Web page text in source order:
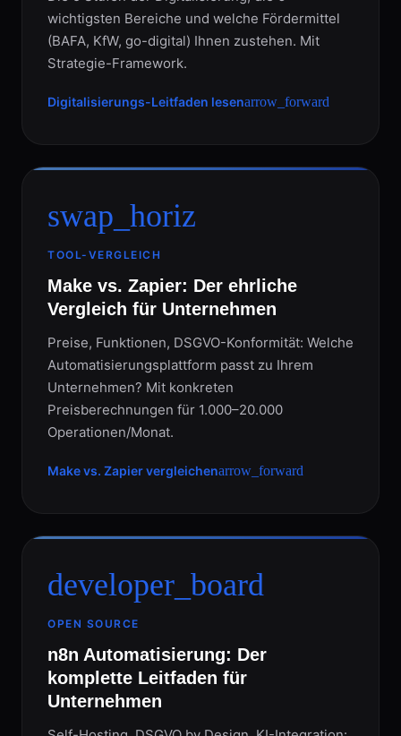
wichtigsten Bereiche und welche Fördermittel
(BAFA, KfW, go-digital) Ihnen zustehen. Mit
Strategie-Framework.
Digitalisierungs-Leitfaden lesenarrow_forward
swap_horiz
TOOL-VERGLEICH
Make vs. Zapier: Der ehrliche
Vergleich für Unternehmen
Preise, Funktionen, DSGVO-Konformität: Welche
Automatisierungsplattform passt zu Ihrem
Unternehmen? Mit konkreten
Preisberechnungen für 1.000–20.000
Operationen/Monat.
Make vs. Zapier vergleichenarrow_forward
developer_board
OPEN SOURCE
n8n Automatisierung: Der
komplette Leitfaden für
Unternehmen